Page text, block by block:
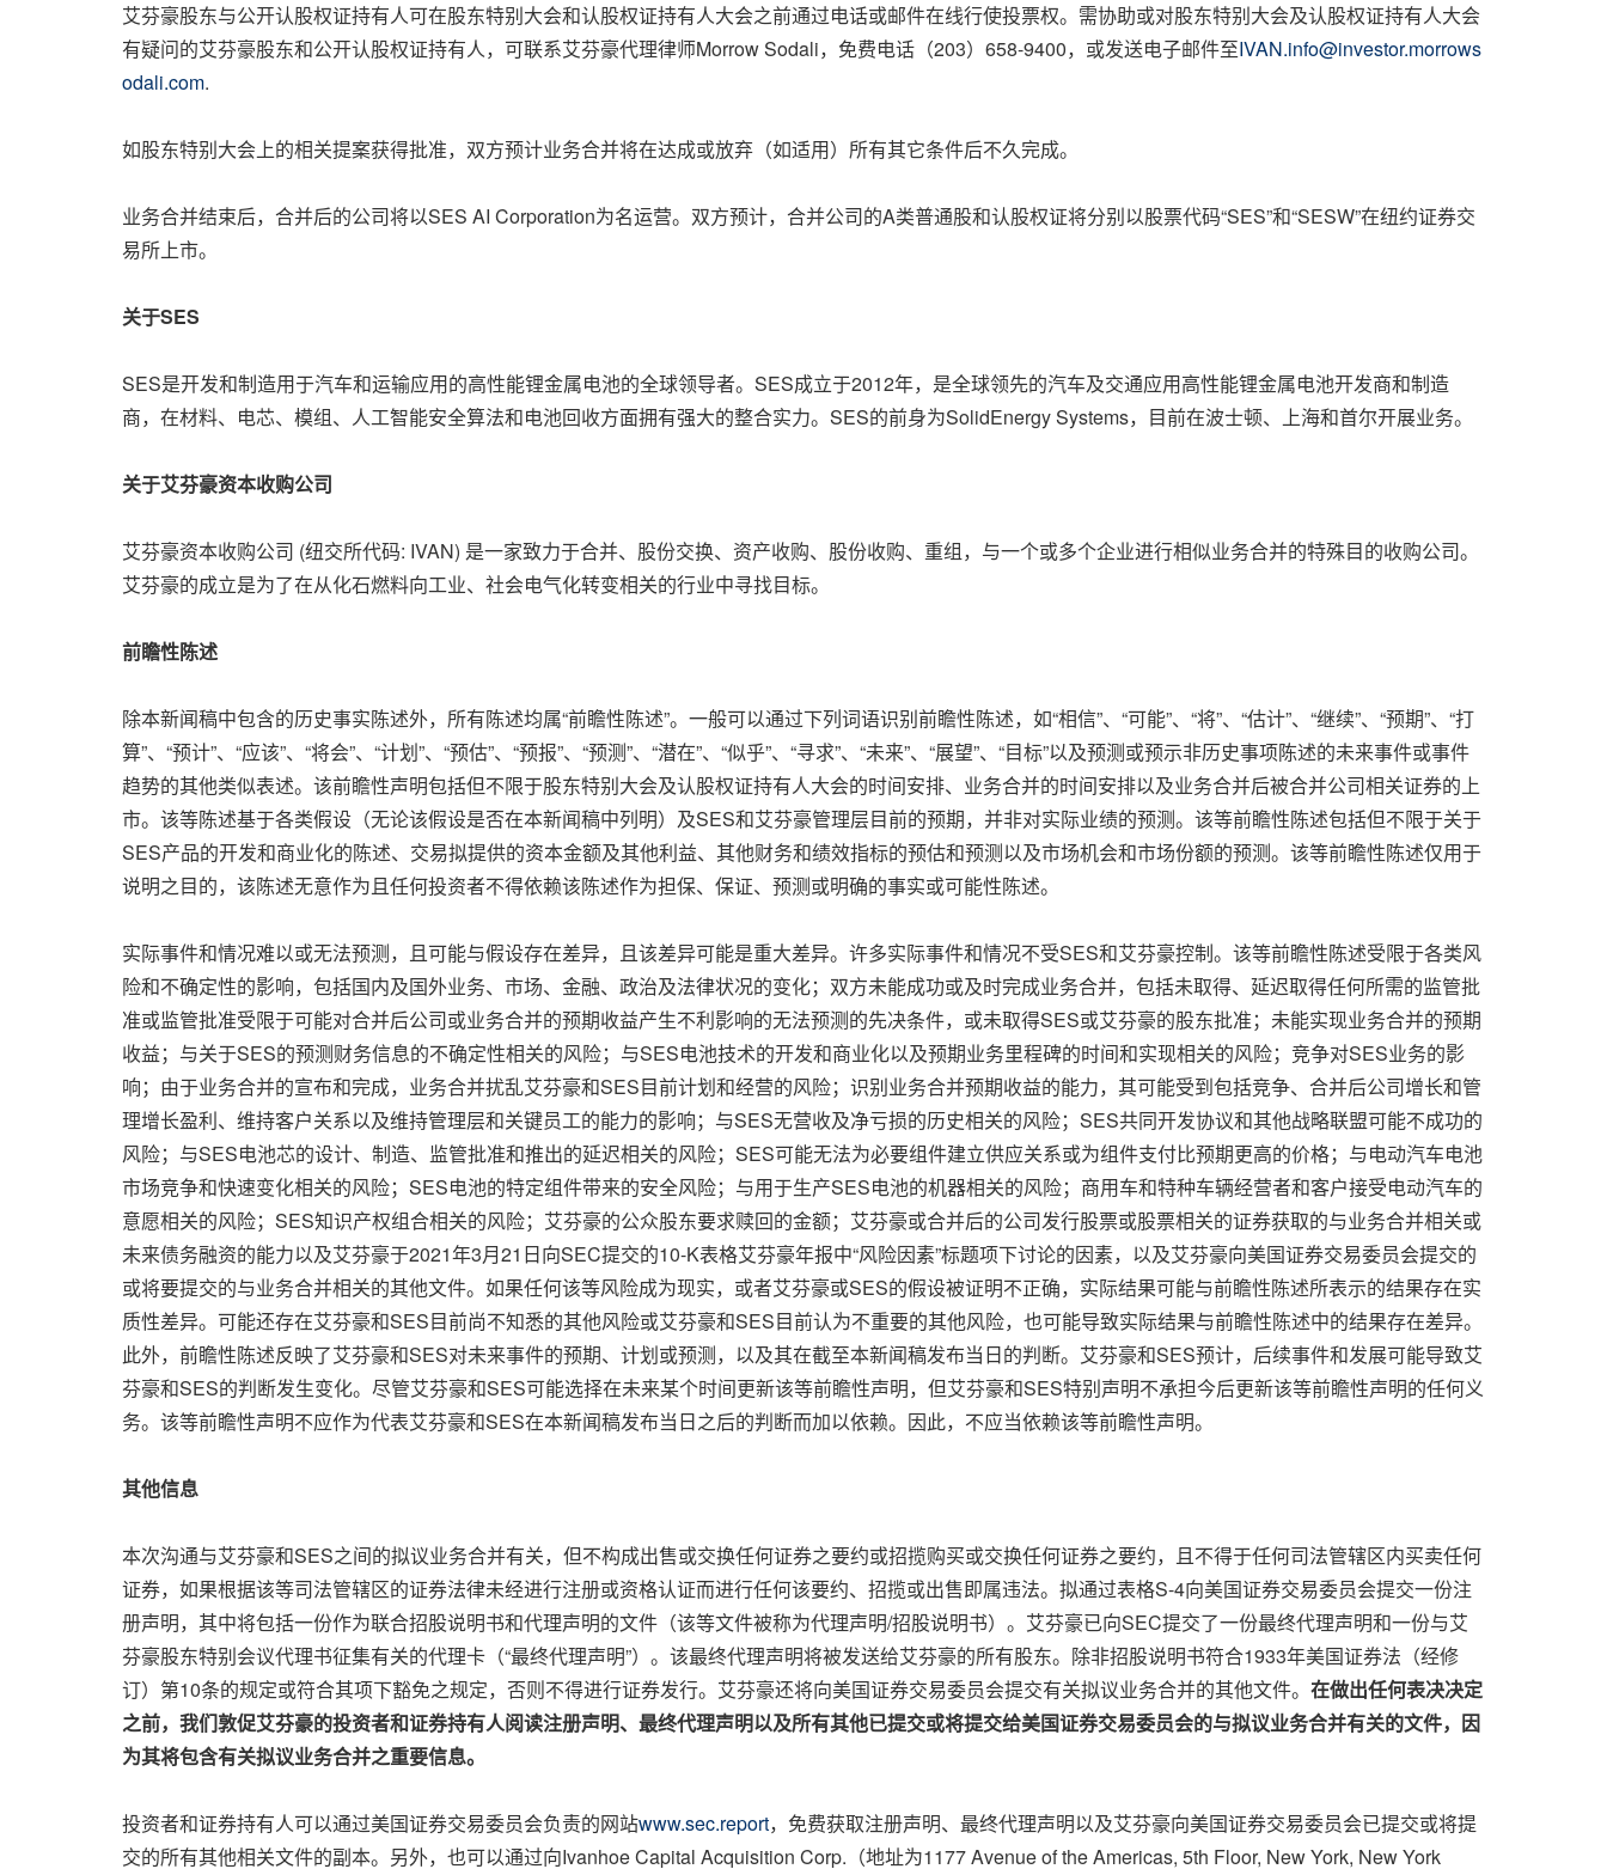
艾芬豪股东与公开认股权证持有人可在股东特别大会和认股权证持有人大会之前通过电话或邮件在线行使投票权。需协助或对股东特别大会及认股权证持有人大会
有疑问的艾芬豪股东和公开认股权证持有人，可联系艾芬豪代理律师Morrow Sodali，免费电话（203）658-9400，或发送电子邮件至IVAN.info@investor.morrows
odali.com.
如股东特别大会上的相关提案获得批准，双方预计业务合并将在达成或放弃（如适用）所有其它条件后不久完成。
业务合并结束后，合并后的公司将以SES AI Corporation为名运营。双方预计，合并公司的A类普通股和认股权证将分别以股票代码“SES”和“SESW”在纽约证券交
易所上市。
关于SES
SES是开发和制造用于汽车和运输应用的高性能锂金属电池的全球领导者。SES成立于2012年，是全球领先的汽车及交通应用高性能锂金属电池开发商和制造
商，在材料、电芯、模组、人工智能安全算法和电池回收方面拥有强大的整合实力。SES的前身为SolidEnergy Systems，目前在波士顿、上海和首尔开展业务。
关于艾芬豪资本收购公司
艾芬豪资本收购公司 (纽交所代码: IVAN) 是一家致力于合并、股份交换、资产收购、股份收购、重组，与一个或多个企业进行相似业务合并的特殊目的收购公司。
艾芬豪的成立是为了在从化石燃料向工业、社会电气化转变相关的行业中寻找目标。
前瞻性陈述
除本新闻稿中包含的历史事实陈述外，所有陈述均属“前瞻性陈述”。一般可以通过下列词语识别前瞻性陈述，如“相信”、“可能”、“将”、“估计”、“继续”、“预期”、“打
算”、“预计”、“应该”、“将会”、“计划”、“预估”、“预报”、“预测”、“潜在”、“似乎”、“寻求”、“未来”、“展望”、“目标”以及预测或预示非历史事项陈述的未来事件或事件
趋势的其他类似表述。该前瞻性声明包括但不限于股东特别大会及认股权证持有人大会的时间安排、业务合并的时间安排以及业务合并后被合并公司相关证券的上
市。该等陈述基于各类假设（无论该假设是否在本新闻稿中列明）及SES和艾芬豪管理层目前的预期，并非对实际业绩的预测。该等前瞻性陈述包括但不限于关于
SES产品的开发和商业化的陈述、交易拟提供的资本金额及其他利益、其他财务和绩效指标的预估和预测以及市场机会和市场份额的预测。该等前瞻性陈述仅用于
说明之目的，该陈述无意作为且任何投资者不得依赖该陈述作为担保、保证、预测或明确的事实或可能性陈述。
实际事件和情况难以或无法预测，且可能与假设存在差异，且该差异可能是重大差异。许多实际事件和情况不受SES和艾芬豪控制。该等前瞻性陈述受限于各类风
险和不确定性的影响，包括国内及国外业务、市场、金融、政治及法律状况的变化；双方未能成功或及时完成业务合并，包括未取得、延迟取得任何所需的监管批
准或监管批准受限于可能对合并后公司或业务合并的预期收益产生不利影响的无法预测的先决条件，或未取得SES或艾芬豪的股东批准；未能实现业务合并的预期
收益；与关于SES的预测财务信息的不确定性相关的风险；与SES电池技术的开发和商业化以及预期业务里程碑的时间和实现相关的风险；竞争对SES业务的影
响；由于业务合并的宣布和完成，业务合并扰乱艾芬豪和SES目前计划和经营的风险；识别业务合并预期收益的能力，其可能受到包括竞争、合并后公司增长和管
理增长盈利、维持客户关系以及维持管理层和关键员工的能力的影响；与SES无营收及净亏损的历史相关的风险；SES共同开发协议和其他战略联盟可能不成功的
风险；与SES电池芯的设计、制造、监管批准和推出的延迟相关的风险；SES可能无法为必要组件建立供应关系或为组件支付比预期更高的价格；与电动汽车电池
市场竞争和快速变化相关的风险；SES电池的特定组件带来的安全风险；与用于生产SES电池的机器相关的风险；商用车和特种车辆经营者和客户接受电动汽车的
意愿相关的风险；SES知识产权组合相关的风险；艾芬豪的公众股东要求赎回的金额；艾芬豪或合并后的公司发行股票或股票相关的证券获取的与业务合并相关或
未来债务融资的能力以及艾芬豪于2021年3月21日向SEC提交的10-K表格艾芬豪年报中“风险因素”标题项下讨论的因素，以及艾芬豪向美国证券交易委员会提交的
或将要提交的与业务合并相关的其他文件。如果任何该等风险成为现实，或者艾芬豪或SES的假设被证明不正确，实际结果可能与前瞻性陈述所表示的结果存在实
质性差异。可能还存在艾芬豪和SES目前尚不知悉的其他风险或艾芬豪和SES目前认为不重要的其他风险，也可能导致实际结果与前瞻性陈述中的结果存在差异。
此外，前瞻性陈述反映了艾芬豪和SES对未来事件的预期、计划或预测，以及其在截至本新闻稿发布当日的判断。艾芬豪和SES预计，后续事件和发展可能导致艾
芬豪和SES的判断发生变化。尽管艾芬豪和SES可能选择在未来某个时间更新该等前瞻性声明，但艾芬豪和SES特别声明不承担今后更新该等前瞻性声明的任何义
务。该等前瞻性声明不应作为代表艾芬豪和SES在本新闻稿发布当日之后的判断而加以依赖。因此，不应当依赖该等前瞻性声明。
其他信息
本次沟通与艾芬豪和SES之间的拟议业务合并有关，但不构成出售或交换任何证券之要约或招揽购买或交换任何证券之要约，且不得于任何司法管辖区内买卖任何
证券，如果根据该等司法管辖区的证券法律未经进行注册或资格认证而进行任何该要约、招揽或出售即属违法。拟通过表格S-4向美国证券交易委员会提交一份注
册声明，其中将包括一份作为联合招股说明书和代理声明的文件（该等文件被称为代理声明/招股说明书）。艾芬豪已向SEC提交了一份最终代理声明和一份与艾
芬豪股东特别会议代理书征集有关的代理卡（“最终代理声明”）。该最终代理声明将被发送给艾芬豪的所有股东。除非招股说明书符合1933年美国证券法（经修
订）第10条的规定或符合其项下豁免之规定，否则不得进行证券发行。艾芬豪还将向美国证券交易委员会提交有关拟议业务合并的其他文件。 在做出任何表决决定
之前，我们敦促艾芬豪的投资者和证券持有人阅读注册声明、最终代理声明以及所有其他已提交或将提交给美国证券交易委员会的与拟议业务合并有关的文件，因
为其将包含有关拟议业务合并之重要信息。
投资者和证券持有人可以通过美国证券交易委员会负责的网站www.sec.report，免费获取注册声明、最终代理声明以及艾芬豪向美国证券交易委员会已提交或将提
交的所有其他相关文件的副本。另外，也可以通过向Ivanhoe Capital Acquisition Corp.（地址为1177 Avenue of the Americas, 5th Floor, New York, New York